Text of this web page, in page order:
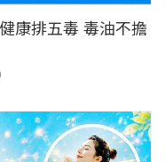
康排五毒 毒油不擔